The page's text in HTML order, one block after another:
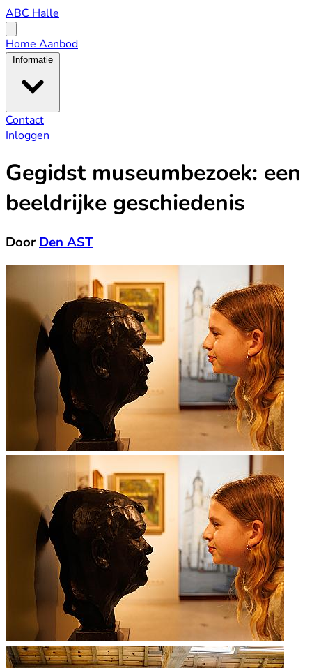
ABC
Halle
ABC Halle
menu
Home Aanbod
Informatie
Contact
Inloggen
Gegidst museumbezoek: een
beeldrijke geschiedenis
DoorDen AST